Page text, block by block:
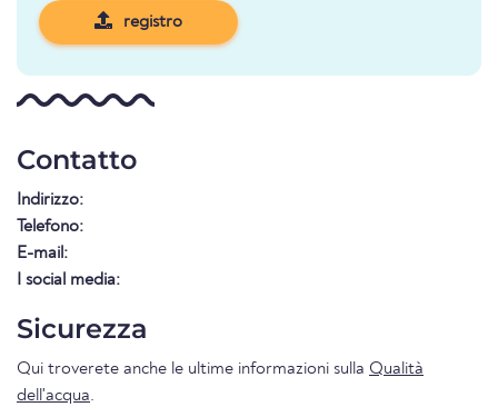
registro
Contatto
Indirizzo:
Telefono:
E-mail:
I social media:
Sicurezza
Qui troverete anche le ultime informazioni sulla Qualità
dell'acqua.